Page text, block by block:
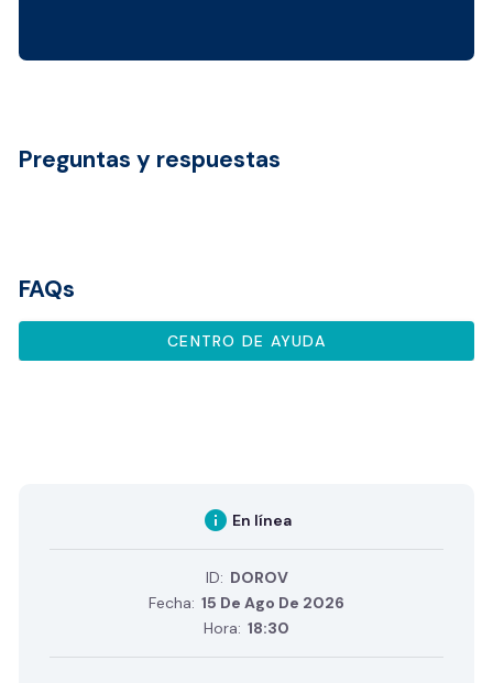
Preguntas y respuestas
FAQs
CENTRO DE AYUDA
info En línea
ID: DOROV
Fecha: 15 De Ago De 2026
Hora: 18:30